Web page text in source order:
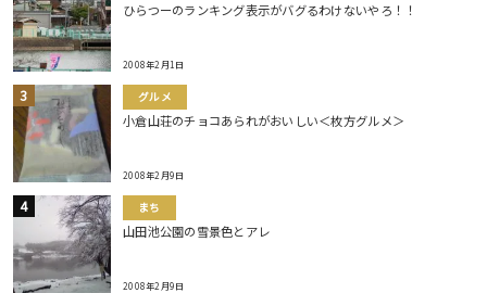
ひらつーのランキング表示がバグるわけないやろ！！
2008年2月1日
グルメ
小倉山荘のチョコあられがおいしい＜枚方グルメ＞
2008年2月9日
まち
山田池公園の雪景色とアレ
2008年2月9日